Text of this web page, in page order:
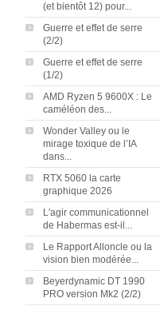
(et bientôt 12) pour...
Guerre et effet de serre
(2/2)
Guerre et effet de serre
(1/2)
AMD Ryzen 5 9600X : Le
caméléon des...
Wonder Valley ou le
mirage toxique de l’IA
dans...
RTX 5060 la carte
graphique 2026
L'agir communicationnel
de Habermas est-il...
Le Rapport Alloncle ou la
vision bien modérée...
Beyerdynamic DT 1990
PRO version Mk2 (2/2)